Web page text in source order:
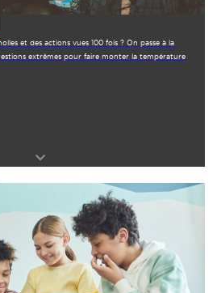
et des actions vues 100 fois ? On passe à la
extrêmes pour faire monter la température